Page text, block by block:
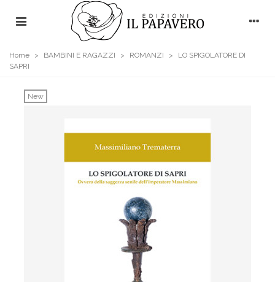
Home > BAMBINI E RAGAZZI > ROMANZI >
LO SPIGOLATORE DI
SAPRI
New